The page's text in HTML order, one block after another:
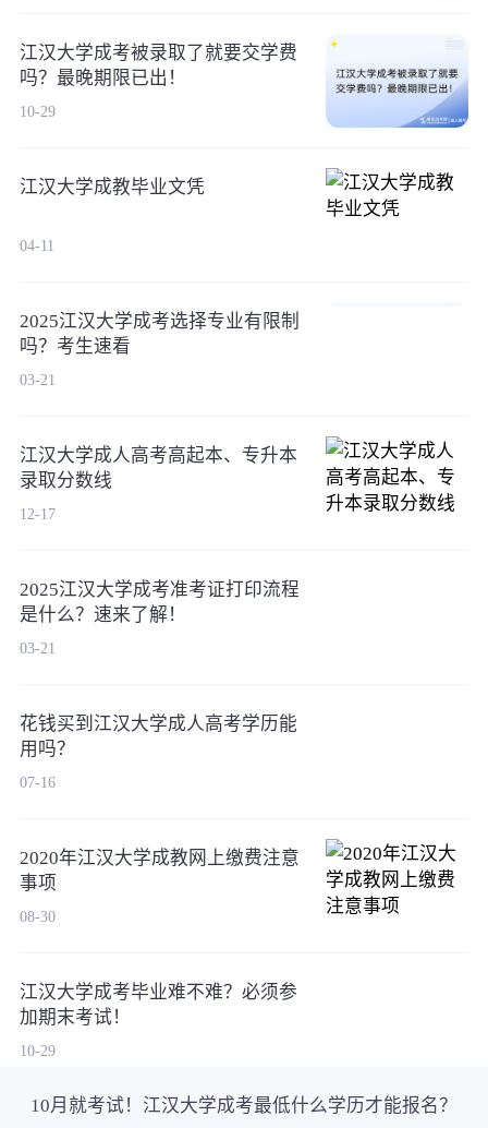
江汉大学成考被录取了就要交学费
吗？最晚期限已出！
10-29
江汉大学成教毕业文凭
04-11
2025江汉大学成考选择专业有限制
吗？考生速看
03-21
江汉大学成人高考高起本、专升本
录取分数线
12-17
2025江汉大学成考准考证打印流程
是什么？速来了解！
03-21
花钱买到江汉大学成人高考学历能
用吗？
07-16
2020年江汉大学成教网上缴费注意
事项
08-30
江汉大学成考毕业难不难？必须参
加期末考试！
10-29
10月就考试！江汉大学成考最低什么学历才能报名？